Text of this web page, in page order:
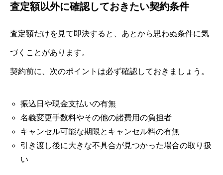
査定額以外に確認しておきたい契約条件
査定額だけを見て即決すると、あとから思わぬ条件に気
づくことがあります。
契約前に、次のポイントは必ず確認しておきましょう。
振込日や現金支払いの有無
名義変更手数料やその他の諸費用の負担者
キャンセル可能な期限とキャンセル料の有無
引き渡し後に大きな不具合が見つかった場合の取り扱
い